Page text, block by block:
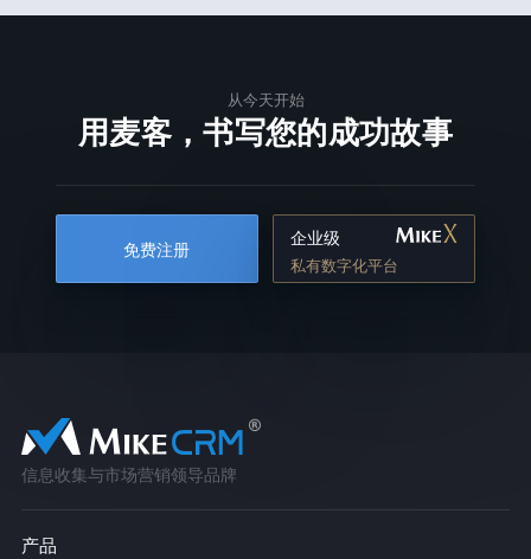
从今天开始
用麦客，书写您的成功故事
免费注册
企业级
私有数字化平台
信息收集与市场营销领导品牌
产品